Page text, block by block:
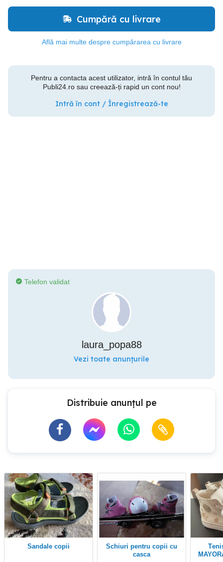
Cumpără cu livrare
Află mai multe despre cumpărarea cu livrare
Pentru a contacta acest utilizator, intră în contul tău
Publi24.ro sau creează-ți rapid un cont nou!
Intră în cont / Înregistrează-te
Telefon validat
laura_popa88
Vezi toate anunțurile
Distribuie anunțul pe
Sandale copii
schiuri pentru copii cu
casca
Tenisi inalti fetite